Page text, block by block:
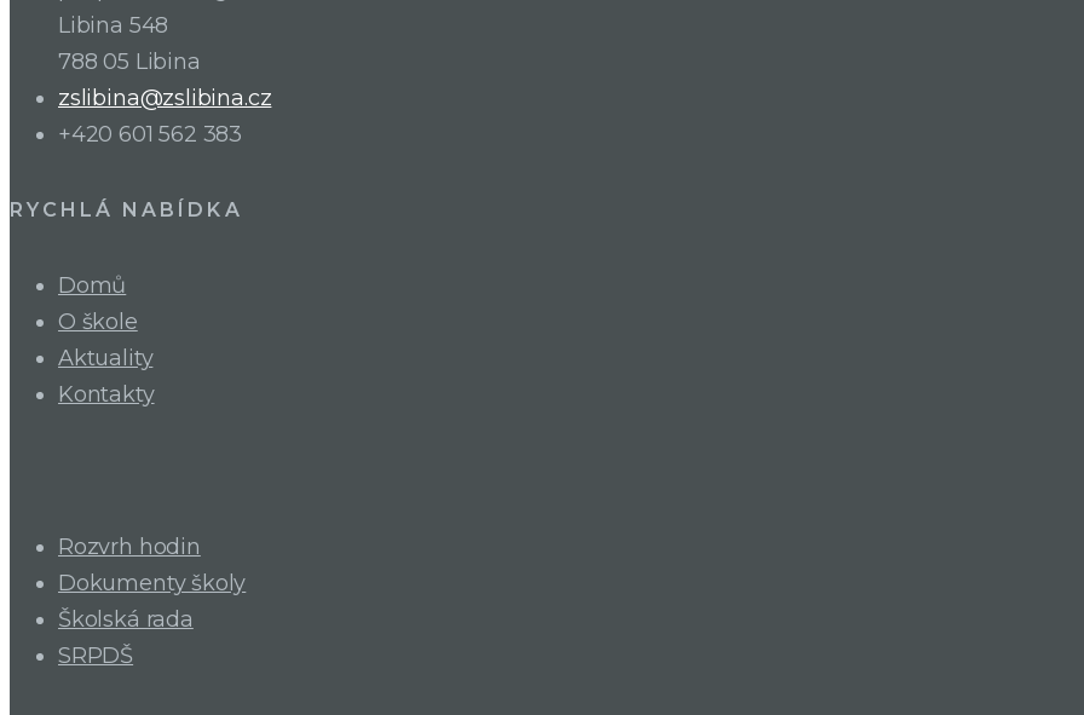
Libina 548
788 05 Libina
zslibina@zslibina.cz
+420 601 562 383
RYCHLÁ NABÍDKA
Domů
O škole
Aktuality
Kontakty
Rozvrh hodin
Dokumenty školy
Školská rada
SRPDŠ